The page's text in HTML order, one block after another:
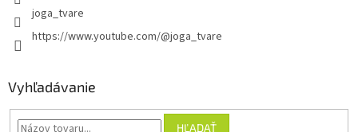
joga_tvare
https://www.youtube.com/@joga_tvare
Vyhľadávanie
HĽADAŤ